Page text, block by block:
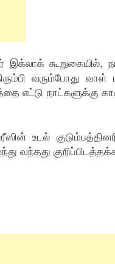
இக்லாக் கூறுகையில்,
வரும்போது
எட்டு நாட்களுக்கு
உடல்
வந்தது